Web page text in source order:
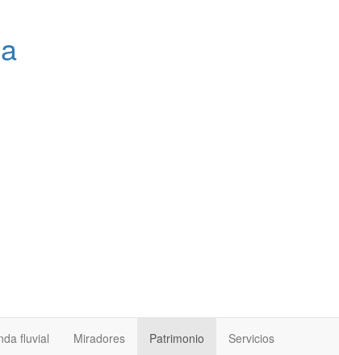
fluvial Miradores Patrimonio Servicios